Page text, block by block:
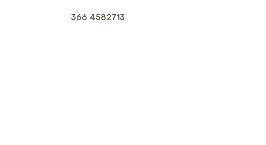
366 4582713